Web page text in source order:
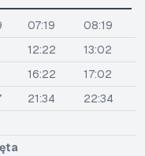
07:19
08:19
12:22
13:02
16:22
17:02
21:34
22:34